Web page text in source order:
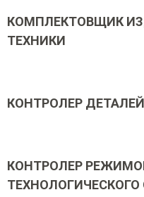
КОМПЛЕКТОВЩИК
ТЕХНИКИ
КОНТРОЛЕР
КОНТРОЛЕР